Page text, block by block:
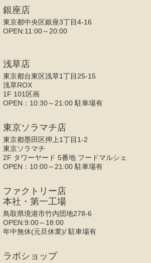
銀座店
東京都中央区銀座3丁目4‐16
OPEN:11:00～20:00
浅草店
東京都台東区浅草1丁目25-15
浅草ROX
1F 101区画
OPEN：10:30～21:00 駐車場有
東京ソラマチ店
東京都墨田区押上1丁目1-2
東京ソラマチ
2F タワーヤード 5番地 フードマルシェ
OPEN：10:00～21:00 駐車場有
ファクトリー店
本社・第一工場
鳥取県境港市竹内団地278-6
OPEN:9:00～18:00
年中無休(元旦休業)/ 駐車場有
ラボショップ